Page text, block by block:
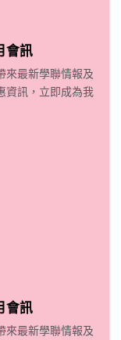
會訊
來最新學聯情報及
資訊，立即成為我
會訊
來最新學聯情報及